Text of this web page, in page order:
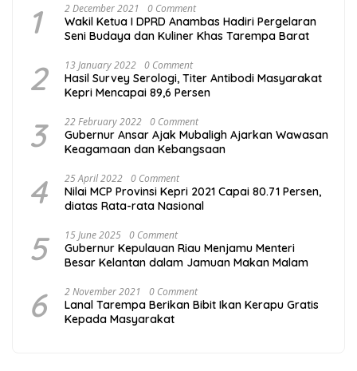
1 2 December 2021 0 Comment
Wakil Ketua I DPRD Anambas Hadiri Pergelaran
Seni Budaya dan Kuliner Khas Tarempa Barat
2 13 January 2022 0 Comment
Hasil Survey Serologi, Titer Antibodi Masyarakat
Kepri Mencapai 89,6 Persen
3 22 February 2022 0 Comment
Gubernur Ansar Ajak Mubaligh Ajarkan Wawasan
Keagamaan dan Kebangsaan
4 25 April 2022 0 Comment
Nilai MCP Provinsi Kepri 2021 Capai 80.71 Persen,
diatas Rata-rata Nasional
5 15 June 2025 0 Comment
Gubernur Kepulauan Riau Menjamu Menteri
Besar Kelantan dalam Jamuan Makan Malam
6 2 November 2021 0 Comment
Lanal Tarempa Berikan Bibit Ikan Kerapu Gratis
Kepada Masyarakat